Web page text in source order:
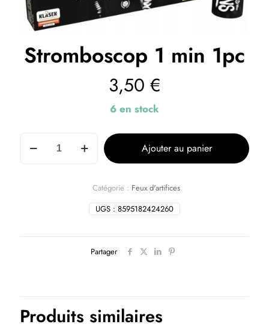
Stromboscop 1 min 1pc
3,50 €
6 en stock
Ajouter au panier
UGS : 8595182424260
Catégorie : Feux d'artifices
Partager
Produits similaires